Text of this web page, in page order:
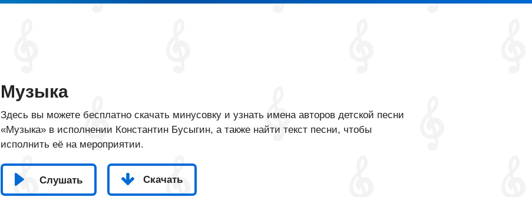
Музыка
Здесь вы можете бесплатно скачать минусовку и узнать имена авторов детской песни
«Музыка» в исполнении Константин Бусыгин, а также найти текст песни, чтобы
исполнить её на мероприятии.
Слушать Скачать